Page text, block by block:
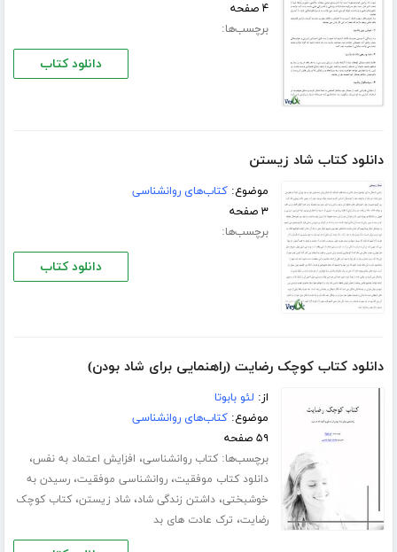
۴ صفحه
برچسب‌ها:
دانلود کتاب
دانلود کتاب شاد زیستن
موضوع:کتاب‌های روانشناسی
۳ صفحه
برچسب‌ها:
دانلود کتاب
دانلود کتاب کوچک رضایت (راهنمایی برای شاد بودن)
از: لئو بابوتا
موضوع:کتاب‌های روانشناسی
۵۹ صفحه
برچسب‌ها:کتاب روانشناسی، افزایش اعتماد به نفس،
دانلود کتاب موفقیت،روانشناسی موفقیت،رسیدن به
خوشبختی،داشتن زندگی شاد،شاد زیستن،کتاب کوچک
رضایت، ترک عادت های بد